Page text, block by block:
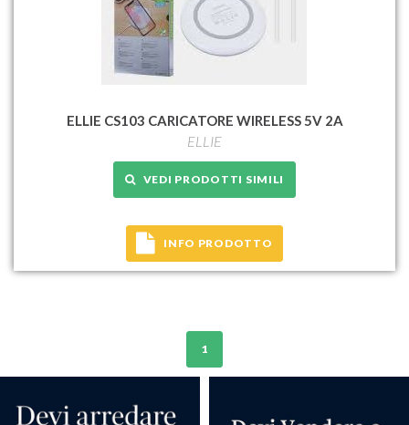
ELLIE CS103 CARICATORE WIRELESS 5V 2A
ELLIE
VEDI PRODOTTI SIMILI
INFO PRODOTTO
1